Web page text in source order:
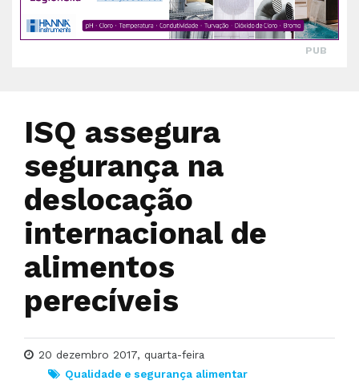
PUB
ISQ assegura
segurança na
deslocação
internacional de
alimentos
perecíveis
20 dezembro 2017, quarta-feira
Qualidade e segurança alimentar